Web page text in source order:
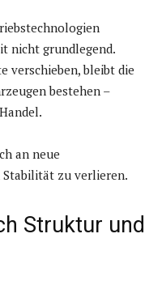
nicht grundlegend.
verschieben, bleibt die
bestehen –
an neue
Stabilität zu verlieren.
Struktur und